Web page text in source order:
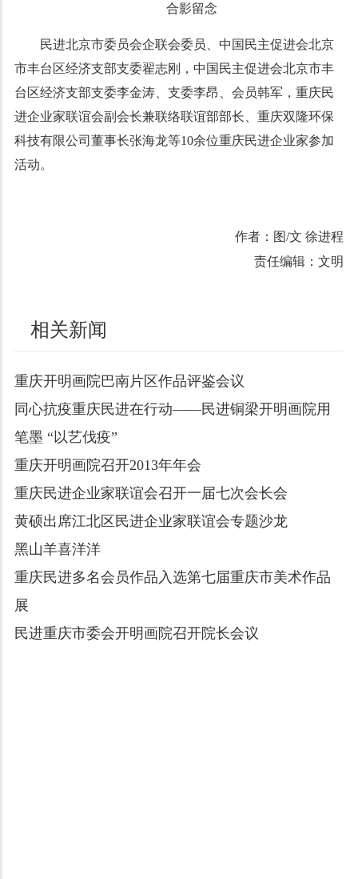
合影留念
民进北京市委员会企联会委员、中国民主促进会北京
市丰台区经济支部支委翟志刚，中国民主促进会北京市丰
台区经济支部支委李金涛、支委李昂、会员韩军，重庆民
进企业家联谊会副会长兼联络联谊部部长、重庆双隆环保
科技有限公司董事长张海龙等10余位重庆民进企业家参加
活动。
作者：图/文 徐进程
责任编辑：文明
相关新闻
重庆开明画院巴南片区作品评鉴会议
同心抗疫重庆民进在行动——民进铜梁开明画院用
笔墨 “以艺伐疫”
重庆开明画院召开2013年年会
重庆民进企业家联谊会召开一届七次会长会
黄硕出席江北区民进企业家联谊会专题沙龙
黑山羊喜洋洋
重庆民进多名会员作品入选第七届重庆市美术作品
展
民进重庆市委会开明画院召开院长会议